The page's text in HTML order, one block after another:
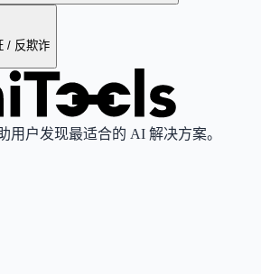
/ 反欺诈
用户发现最适合的 AI 解决方案。